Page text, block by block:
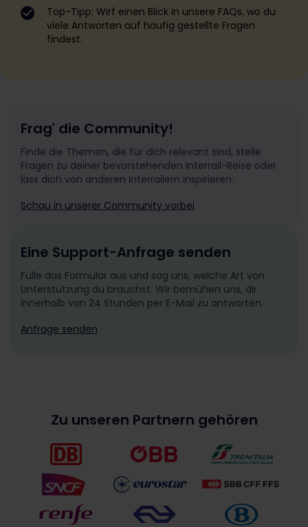
Top-Tipp: Wirf einen Blick in unsere FAQs, wo du
viele Antworten auf häufig gestellte Fragen
findest.
Frag' die Community!
Finde die Themen, die für dich relevant sind, stelle
Fragen zu deiner bevorstehenden Interrail-Reise oder
lass dich von anderen Interrailern inspirieren.
Schau in unserer Community vorbei
Eine Support-Anfrage senden
Fülle das Formular aus und sag uns, welche Art von
Unterstützung du brauchst. Wir bemühen uns, dir
innerhalb von 24 Stunden per E-Mail zu antworten.
Anfrage senden
Zu unseren Partnern gehören